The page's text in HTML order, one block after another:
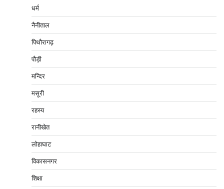
धर्म
नैनीताल
पिथौरागढ़
पौड़ी
मन्दिर
मसूरी
रहस्य
रानीखेत
लोहाघाट
विकासनगर
शिक्षा